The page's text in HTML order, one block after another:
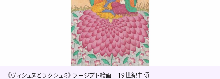
《ヴィシュヌとラクシュミ》 ラージプト絵画 19世紀中頃